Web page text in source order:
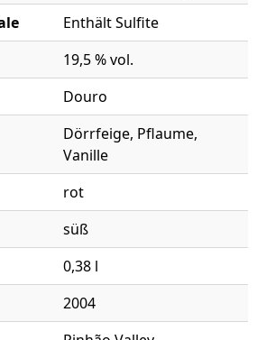
Enthält Sulfite
19,5 % vol.
Douro
Dörrfeige, Pflaume,
Vanille
rot
süß
0,38 l
2004